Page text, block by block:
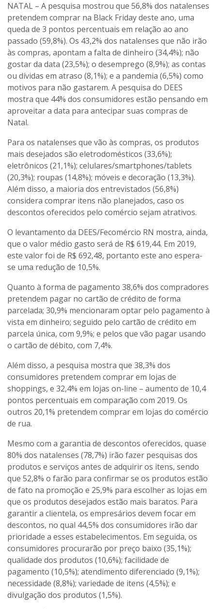
NATAL – A pesquisa mostrou que 56,8% dos natalenses
pretendem comprar na Black Friday deste ano, uma
queda de 3 pontos percentuais em relação ao ano
passado (59,8%). Os 43,2% dos natalenses que não irão
às compras, apontam a falta de dinheiro (34,4%); não
gostar da data (23,5%); o desemprego (8,9%); as contas
ou dívidas em atraso (8,1%); e a pandemia (6,5%) como
motivos para não gastarem. A pesquisa do DEES
mostra que 44% dos consumidores estão pensando em
aproveitar a data para antecipar suas compras de
Natal.
Para os natalenses que vão às compras, os produtos
mais desejados são eletrodomésticos (33,6%);
eletrônicos (21,1%); celulares/smartphones/tablets
(20,3%); roupas (14,8%); móveis e decoração (13,3%).
Além disso, a maioria dos entrevistados (56,8%)
considera comprar itens não planejados, caso os
descontos oferecidos pelo comércio sejam atrativos.
O levantamento da DEES/Fecomércio RN mostra, ainda,
que o valor médio gasto será de R$ 619,44. Em 2019,
este valor foi de R$ 692,48, portanto este ano espera-
se uma redução de 10,5%.
Quanto à forma de pagamento 38,6% dos compradores
pretendem pagar no cartão de crédito de forma
parcelada; 30,9% mencionaram optar pelo pagamento à
vista em dinheiro; seguido pelo cartão de crédito em
parcela única, com 9,9%; e pelos que vão pagar usando
o cartão de débito, com 7,4%.
Além disso, a pesquisa mostra que 38,3% dos
consumidores pretendem comprar em lojas de
shoppings, e 32,4% em lojas on-line – aumento de 10,4
pontos percentuais em comparação com 2019. Os
outros 20,1% pretendem comprar em lojas do comércio
de rua.
Mesmo com a garantia de descontos oferecidos, quase
80% dos natalenses (78,7%) irão fazer pesquisas dos
produtos e serviços antes de adquirir os itens, sendo
que 52,8% o farão para confirmar se os produtos estão
de fato na promoção e 25,9% para escolher as lojas em
que os produtos desejados estão mais baratos. Para
garantir a clientela, os empresários devem focar em
descontos, no qual 44,5% dos consumidores irão dar
prioridade a esses estabelecimentos. Em seguida, os
consumidores procurarão por preço baixo (35,1%);
qualidade dos produtos (10,6%); facilidade de
pagamento (10,5%); atendimento diferenciado (9,1%);
necessidade (8,8%); variedade de itens (4,5%); e
divulgação dos produtos (1,5%).